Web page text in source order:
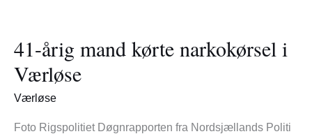
41-årig mand kørte narkokørsel i
Værløse
Værløse
Foto Rigspolitiet Døgnrapporten fra Nordsjællands Politi
mand
kørte
narkokørsel
i